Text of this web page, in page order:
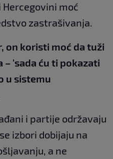
Hercegovini moć
zastrašivanja.
on koristi moć da tuži
– 'sada ću ti pokazati
u sistemu
i partije održavaju
izbori dobijaju na
a ne